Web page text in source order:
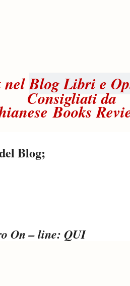
nelBlog Libri e
Consigliati da
Books
Blog;
On – line: QUI